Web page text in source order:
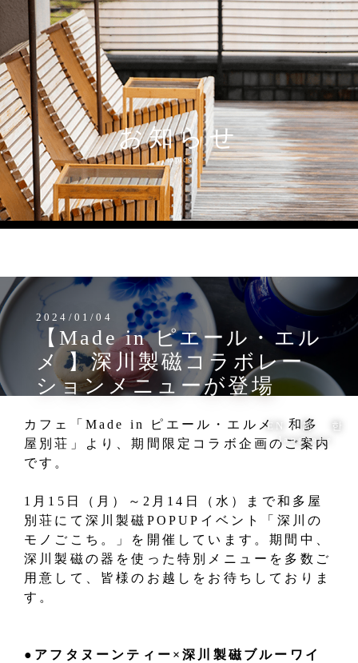
EN 简 한
language
MENU
お知らせ
topics
2024/01/04
【Made in ピエール・エル
メ 】深川製磁コラボレー
ションメニューが登場
カフェ「Made in ピエール・エルメ 和多
屋別荘」より、期間限定コラボ企画のご案内
です。
1月15日（月）～2月14日（水）まで和多屋
別荘にて深川製磁POPUPイベント「深川の
モノごこち。」を開催しています。期間中、
深川製磁の器を使った特別メニューを多数ご
用意して、皆様のお越しをお待ちしておりま
す。
●アフタヌーンティー×深川製磁ブルーワイ